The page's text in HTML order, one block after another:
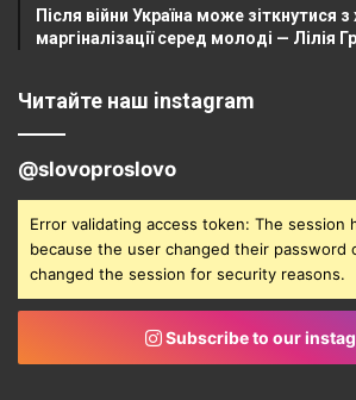
Після війни Україна може зіткнутися
маргіналізації серед молоді — Лілія
Читайте наш instagram
@slovoproslovo
Error validating access token: The session
because the user changed their password
changed the session for security reasons.
Subscribe to our